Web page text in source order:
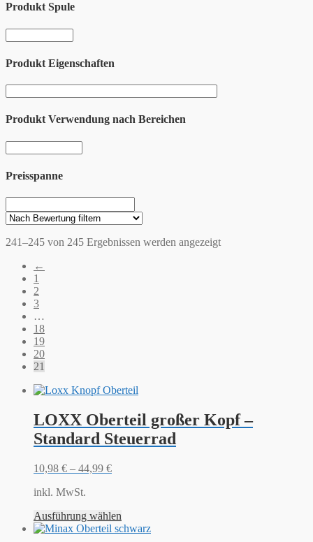
Produkt Spule
Produkt Eigenschaften
Produkt Verwendung nach Bereichen
Preisspanne
241–245 von 245 Ergebnissen werden angezeigt
←
1
2
3
…
18
19
20
21
LOXX Oberteil großer Kopf –
Standard Steuerrad
10,98 € – 44,99 €
inkl. MwSt.
Ausführung wählen